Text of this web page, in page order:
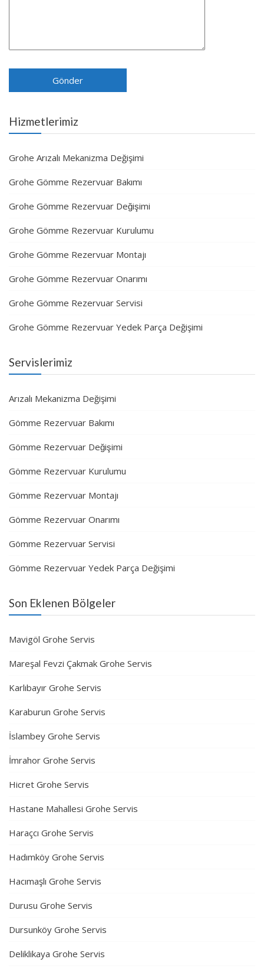
Hizmetlerimiz
Grohe Arızalı Mekanizma Değişimi
Grohe Gömme Rezervuar Bakımı
Grohe Gömme Rezervuar Değişimi
Grohe Gömme Rezervuar Kurulumu
Grohe Gömme Rezervuar Montajı
Grohe Gömme Rezervuar Onarımı
Grohe Gömme Rezervuar Servisi
Grohe Gömme Rezervuar Yedek Parça Değişimi
Servislerimiz
Arızalı Mekanizma Değişimi
Gömme Rezervuar Bakımı
Gömme Rezervuar Değişimi
Gömme Rezervuar Kurulumu
Gömme Rezervuar Montajı
Gömme Rezervuar Onarımı
Gömme Rezervuar Servisi
Gömme Rezervuar Yedek Parça Değişimi
Son Eklenen Bölgeler
Mavigöl Grohe Servis
Mareşal Fevzi Çakmak Grohe Servis
Karlıbayır Grohe Servis
Karaburun Grohe Servis
İslambey Grohe Servis
İmrahor Grohe Servis
Hicret Grohe Servis
Hastane Mahallesi Grohe Servis
Haraçcı Grohe Servis
Hadımköy Grohe Servis
Hacımaşlı Grohe Servis
Durusu Grohe Servis
Dursunköy Grohe Servis
Deliklikaya Grohe Servis